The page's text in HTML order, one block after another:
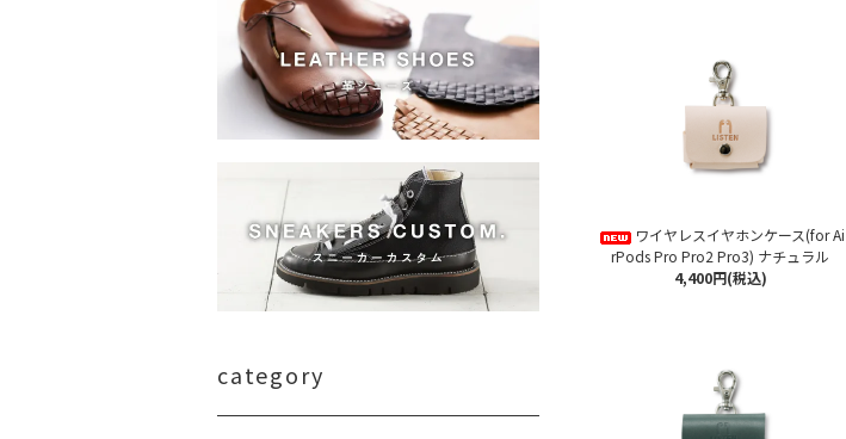
ワイヤレスイヤホンケース(for Ai
rPods Pro Pro2 Pro3) ナチュラル
4,400円(税込)
category